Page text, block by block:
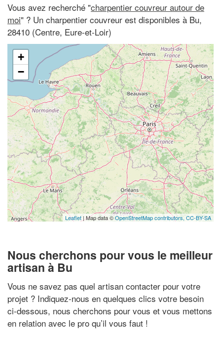
Vous avez recherché "charpentier couvreur autour de
moi" ? Un charpentier couvreur est disponibles à Bu,
28410 (Centre, Eure-et-Loir)
+
−
Leaflet | Map data ©OpenStreetMap contributors, CC-BY-SA
Nous cherchons pour vous le meilleur
artisan à Bu
Vous ne savez pas quel artisan contacter pour votre
projet ? Indiquez-nous en quelques clics votre besoin
ci-dessous, nous cherchons pour vous et vous mettons
en relation avec le pro qu’il vous faut !